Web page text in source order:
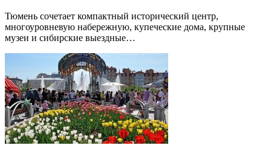
Тюмень сочетает компактный исторический центр,
многоуровневую набережную, купеческие дома, крупные
музеи и сибирские выездные…